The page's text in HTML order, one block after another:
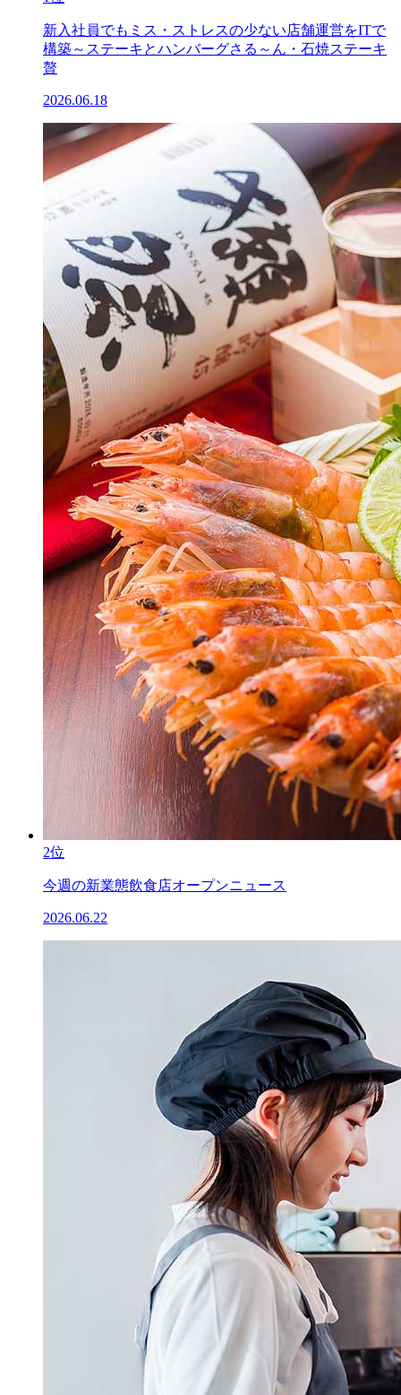
新入社員でもミス・ストレスの少ない店舗運営をITで
構築～ステーキとハンバーグさる～ん・石焼ステーキ
贅
2026.06.18
2位
今週の新業態飲食店オープンニュース
2026.06.22